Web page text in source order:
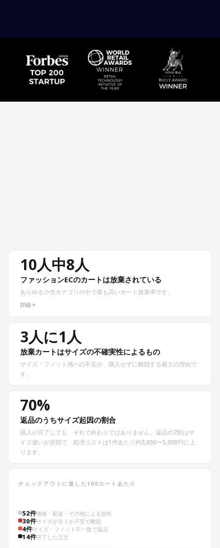
10人中8人
ファッションECのカートは放棄されている
あらゆる小売カテゴリの中で最も高いカート放棄率です。
詳細 ▾
3人に1人
放棄カートはサイズの不確実性によるもの
サイズ・フィット感への不安が、購入せずに離脱する最大の理由で
す。
70%
返品のうちサイズ起因の割合
購入が完了しても、それで終わりではありません。返品の7割はサ
イズ違いが原因で、処理コストは1件あたり約3,000〜5,000円に上
ります。
チェックアウトに達した100カートあたり
52件価格・配送・その他による損失
30件サイズが合うか不安で離脱
4件サイズ・フィット不一致で返品
14件完了した注文